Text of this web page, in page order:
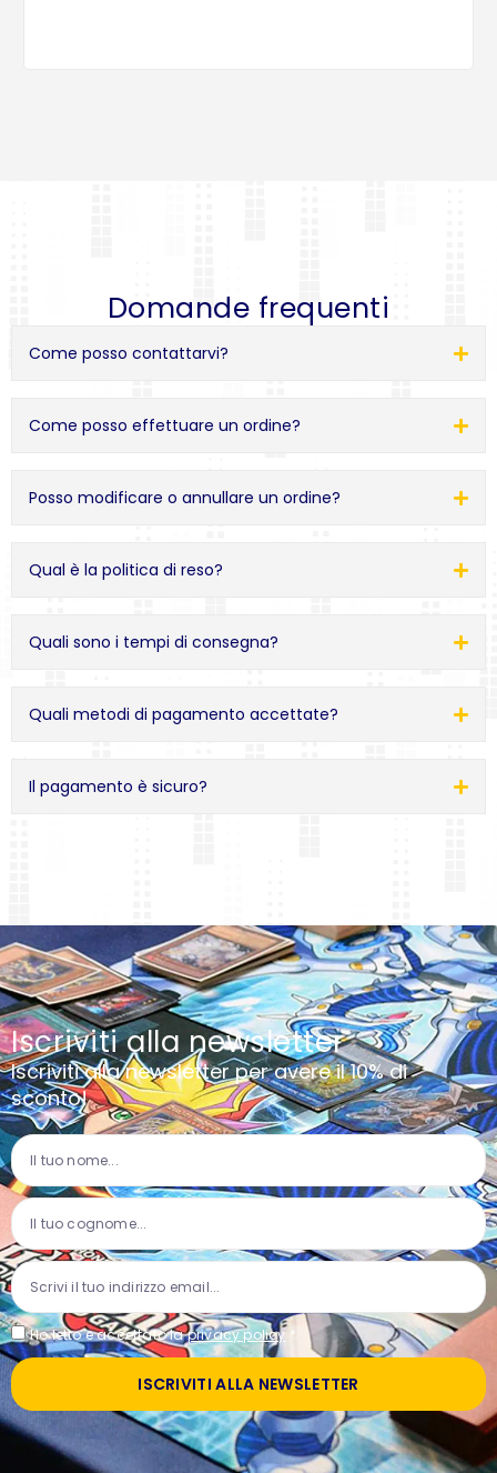
Domande frequenti
Come posso contattarvi?
Come posso effettuare un ordine?
Posso modificare o annullare un ordine?
Qual è la politica di reso?
Quali sono i tempi di consegna?
Quali metodi di pagamento accettate?
Il pagamento è sicuro?
Iscriviti alla newsletter
Iscriviti alla newsletter per avere il 10% di
sconto!
Ho letto e accettato laprivacy policy *
ISCRIVITI ALLA NEWSLETTER